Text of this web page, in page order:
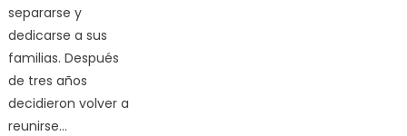
separarse y
dedicarse a sus
familias. Después
de tres años
decidieron volver a
reunirse…